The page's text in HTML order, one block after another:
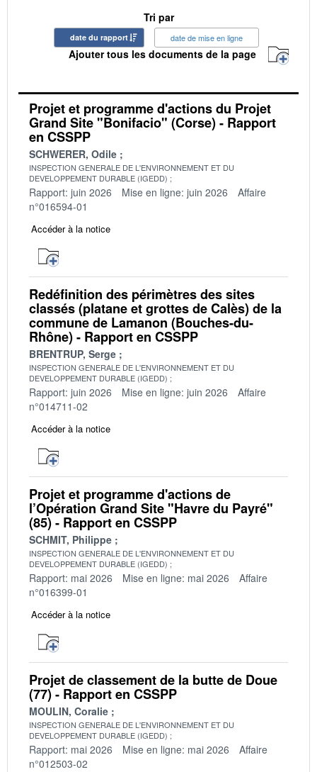
Tri par
date du rapport date de mise en ligne
Ajouter tous les documents de la page
Projet et programme d'actions du Projet
Grand Site "Bonifacio" (Corse) - Rapport
en CSSPP
SCHWERER, Odile
INSPECTION GENERALE DE L'ENVIRONNEMENT ET DU
DEVELOPPEMENT DURABLE (IGEDD)
Rapport: juin 2026 Mise en ligne: juin 2026
Affaire
n°016594-01
Accéder à la notice
Redéfinition des périmètres des sites
classés (platane et grottes de Calès) de la
commune de Lamanon (Bouches-du-
Rhône) - Rapport en CSSPP
BRENTRUP, Serge
INSPECTION GENERALE DE L'ENVIRONNEMENT ET DU
DEVELOPPEMENT DURABLE (IGEDD)
Rapport: juin 2026 Mise en ligne: juin 2026
Affaire
n°014711-02
Accéder à la notice
Projet et programme d'actions de
l’Opération Grand Site "Havre du Payré"
(85) - Rapport en CSSPP
SCHMIT, Philippe
INSPECTION GENERALE DE L'ENVIRONNEMENT ET DU
DEVELOPPEMENT DURABLE (IGEDD)
Rapport: mai 2026 Mise en ligne: mai 2026
Affaire
n°016399-01
Accéder à la notice
Projet de classement de la butte de Doue
(77) - Rapport en CSSPP
MOULIN, Coralie
INSPECTION GENERALE DE L'ENVIRONNEMENT ET DU
DEVELOPPEMENT DURABLE (IGEDD)
Rapport: mai 2026 Mise en ligne: mai 2026
Affaire
n°012503-02